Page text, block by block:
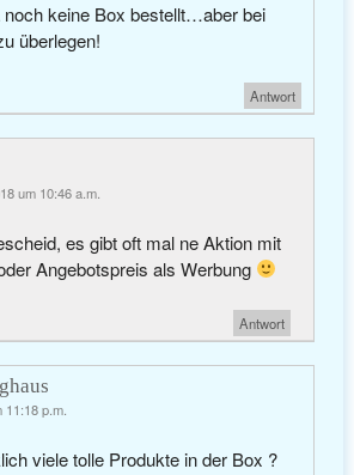
noch keine Box bestellt…aber bei
überlegen!
Antwort
um 10:46 a.m.
es gibt oft mal ne Aktion mit
Angebotspreis als Werbung
Antwort
11:18 p.m.
viele tolle Produkte in der Box ?